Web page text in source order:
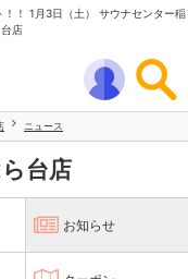
！ 1月3日（土） サウナセンター稲
店
ニュース
台店
お知らせ